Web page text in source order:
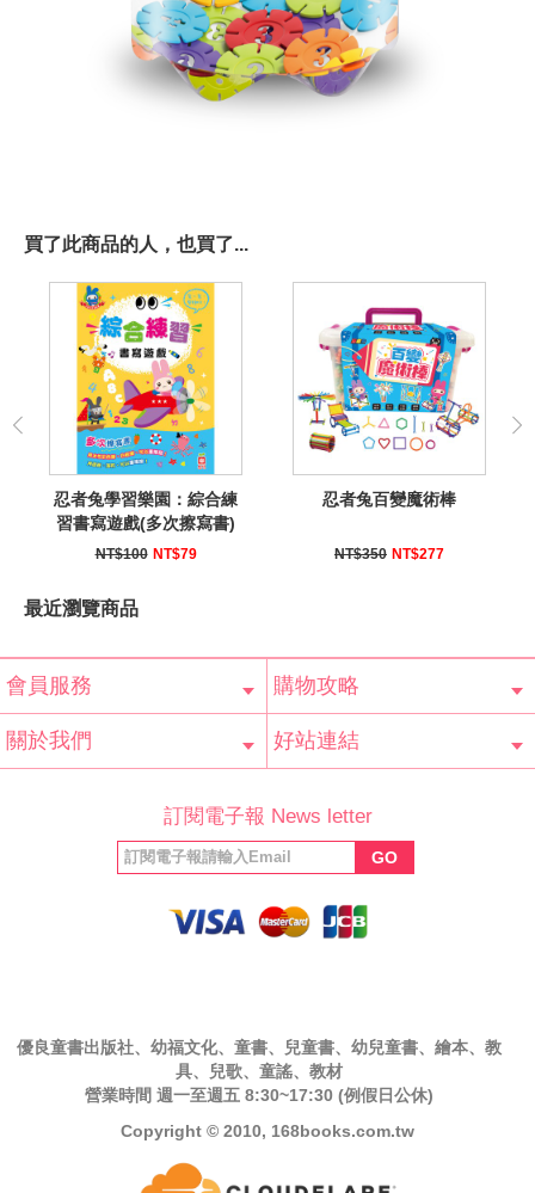
買了此商品的人，也買了...
忍者兔學習樂園：綜合練
習書寫遊戲(多次擦寫書)
NT$100 NT$79
忍者兔百變魔術棒
NT$350 NT$277
最近瀏覽商品
會員服務
會員辨法
客服信箱
隱私條款
網站導覽
購物攻略
常見問題
購物說明
訂單查詢
關於我們 好站連結
福利協會
絲專頁
訂閱電子報 News letter
GO
優良童書出版社、幼福文化、童書、兒童書、幼兒童書、繪本、教
具、兒歌、童謠、教材
營業時間 週一至週五 8:30~17:30 (例假日公休)
Copyright © 2010, 168books.com.tw